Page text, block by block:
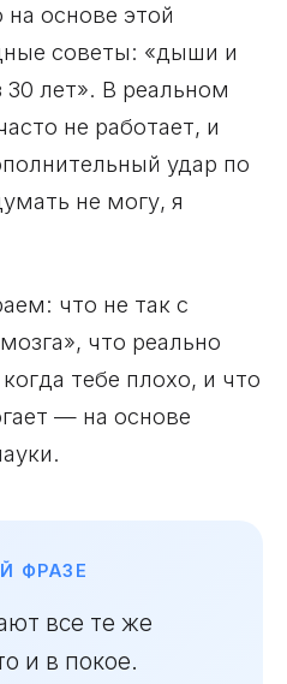
основе этой
советы: «дыши и
лет». В реальном
не работает, и
удар по
не могу, я
что не так с
что реально
тебе плохо, и что
— на основе
ФРАЗЕ
все те же
и в покое.